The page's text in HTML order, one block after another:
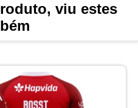
viu estes